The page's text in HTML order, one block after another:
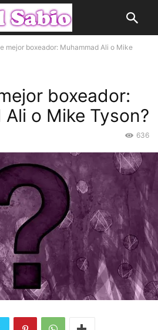
mejor boxeador: Muhammad Ali o Mike
boxeador:
o Mike Tyson?
636